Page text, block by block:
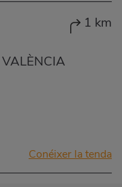
1 km
Conéixer la tenda